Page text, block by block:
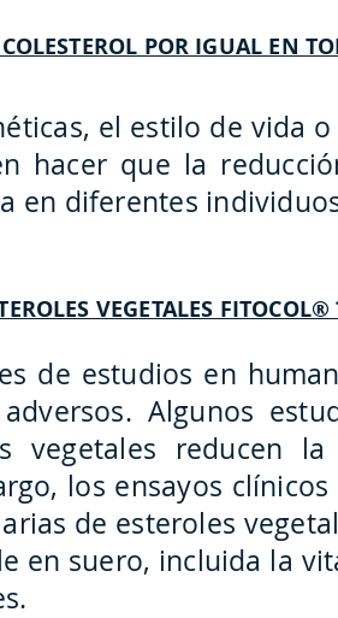
POR IGUAL EN
el estilo de vida
hacer que la
en diferentes
VEGETALES FITOCOL®
de estudios en
Algunos
vegetales reducen
los ensayos
de esteroles
en suero, incluida la